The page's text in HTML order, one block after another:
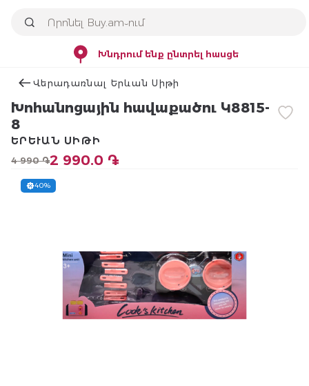
Խնդրում ենք ընտրել հասցե
Վերադառնալ Երևան Սիթի
Խոհանոցային հավաքածու Կ8815-
8
4 990 ֏2 990.0 ֏
ԵՐԵՒԱՆ ՍԻԹԻ
40%